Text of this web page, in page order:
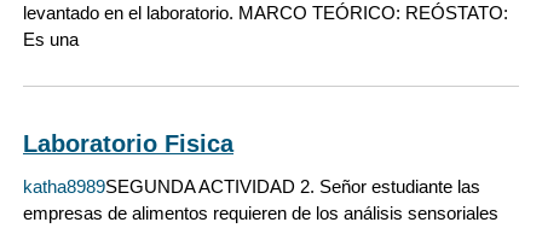
levantado en el laboratorio. MARCO TEÓRICO: REÓSTATO:
Es una
Laboratorio Fisica
katha8989SEGUNDA ACTIVIDAD 2. Señor estudiante las
empresas de alimentos requieren de los análisis sensoriales